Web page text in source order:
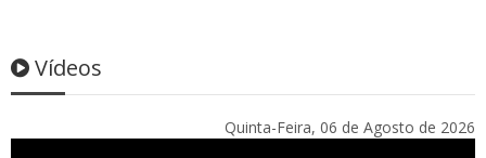
Vídeos
Quinta-Feira, 06 de Agosto de 2026